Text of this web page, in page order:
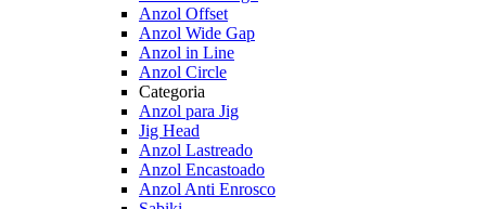
Anzol Offset
Anzol Wide Gap
Anzol in Line
Anzol Circle
Categoria
Anzol para Jig
Jig Head
Anzol Lastreado
Anzol Encastoado
Anzol Anti Enrosco